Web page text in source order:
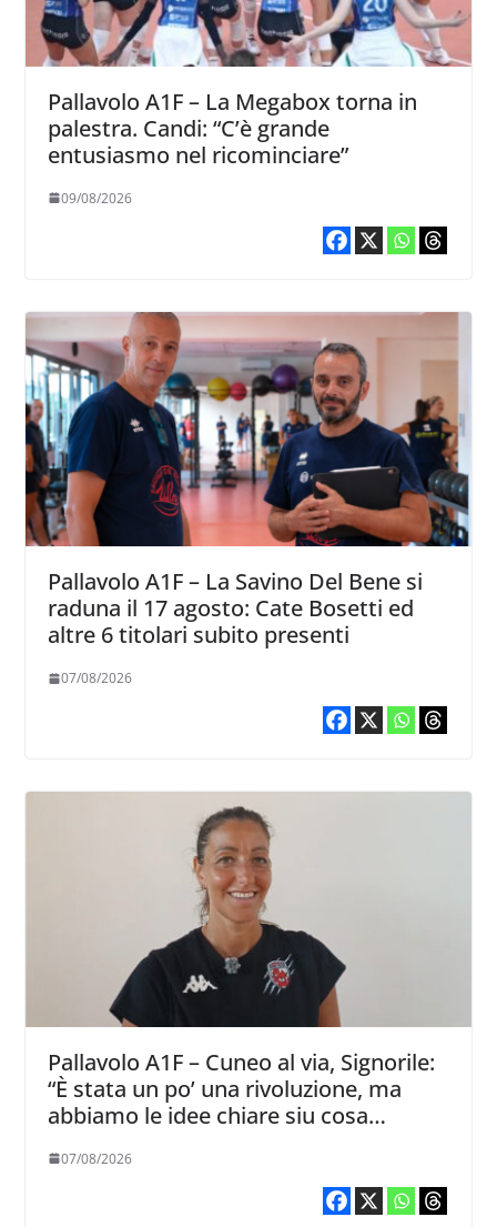
Pallavolo A1F – La Megabox torna in
palestra. Candi: “C’è grande
entusiasmo nel ricominciare”
09/08/2026
Pallavolo A1F – La Savino Del Bene si
raduna il 17 agosto: Cate Bosetti ed
altre 6 titolari subito presenti
07/08/2026
Pallavolo A1F – Cuneo al via, Signorile:
“È stata un po’ una rivoluzione, ma
abbiamo le idee chiare siu cosa
07/08/2026